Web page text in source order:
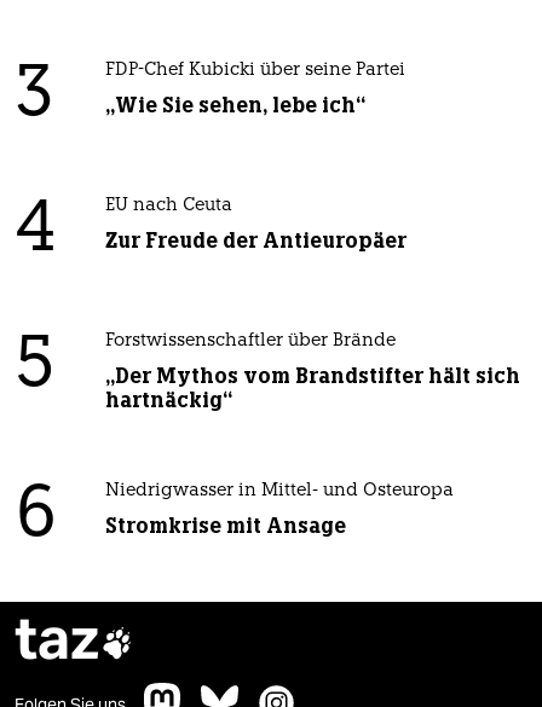
3 FDP-Chef Kubicki über seine Partei
„Wie Sie sehen, lebe ich“
4 EU nach Ceuta
Zur Freude der Antieuropäer
5 Forstwissenschaftler über Brände
„Der Mythos vom Brandstifter hält sich
hartnäckig“
6 Niedrigwasser in Mittel- und Osteuropa
Stromkrise mit Ansage
taz